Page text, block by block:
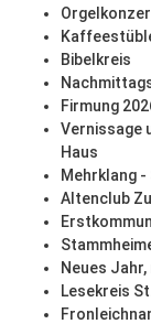
Bibelkreis
Firmung
Vernissage
Haus
Mehrklang
Altenclub
Neues
Lesekreis